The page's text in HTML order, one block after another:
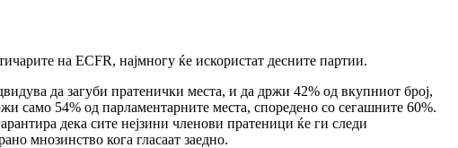
на ECFR, најмногу ќе искористат десните партии.
да загуби пратенички места, и да држи 42% од вкупниот број,
само 54% од парламентарните места, споредено со сегашните 60%.
дека сите нејзини членови пратеници ќе ги следи
мнозинство кога гласаат заедно.